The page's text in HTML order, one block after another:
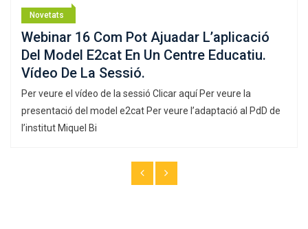
Novetats
Webinar 16 Com Pot Ajuadar L’aplicació
Del Model E2cat En Un Centre Educatiu.
Vídeo De La Sessió.
Per veure el vídeo de la sessió Clicar aquí Per veure la
presentació del model e2cat Per veure l’adaptació al PdD de
l’institut Miquel Bi